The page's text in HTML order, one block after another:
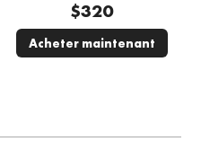
$320
Acheter maintenant